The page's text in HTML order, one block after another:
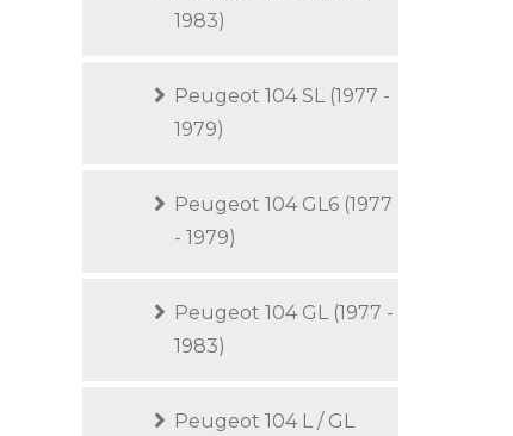
1983)
Peugeot 104 SL (1977 -
1979)
Peugeot 104 GL6 (1977
- 1979)
Peugeot 104 GL (1977 -
1983)
Peugeot 104 L / GL